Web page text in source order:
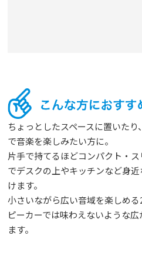
ちょっとしたスペースに置いた
で音楽を楽しみたい方に。
片手で持てるほどコンパクト・
でデスクの上やキッチンなど身
けます。
小さいながら広い音域を楽しめ
ピーカーでは味わえないような
ます。